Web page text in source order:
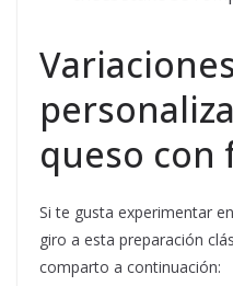
queso con
Si te gusta experimentar
giro a esta preparación
comparto a continuación: